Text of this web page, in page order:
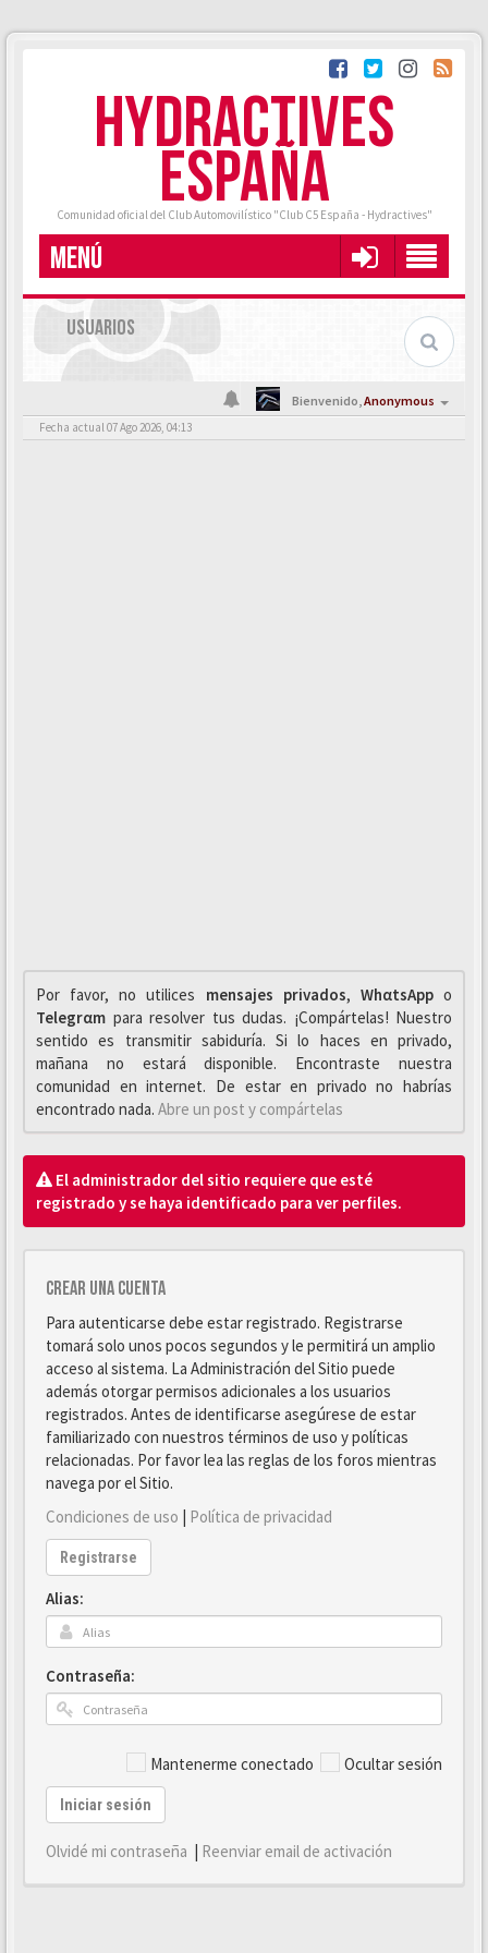
HYDRACTIVES
ESPAÑA
Comunidad oficial del Club Automovilístico "Club C5 España - Hydractives"
MENÚ
USUARIOS
Bienvenido,Anonymous
Fecha actual 07 Ago 2026, 04:13
Por favor, no utilices mensajes privados, WhαtsAppo
Telegrαm para resolver tus dudas. ¡Compártelas! Nuestro
sentido es transmitir sabiduría. Si lo haces en privado,
mañana no estará disponible. Encontraste nuestra
comunidad en internet. De estar en privado no habrías
encontrado nada. Abre un post y compártelas
El administrador del sitio requiere que esté
registrado y se haya identificado para ver perfiles.
Crear una cuenta
Para autenticarse debe estar registrado. Registrarse
tomará solo unos pocos segundos y le permitirá un amplio
acceso al sistema. La Administración del Sitio puede
además otorgar permisos adicionales a los usuarios
registrados. Antes de identificarse asegúrese de estar
familiarizado con nuestros términos de uso y políticas
relacionadas. Por favor lea las reglas de los foros mientras
navega por el Sitio.
Condiciones de uso | Política de privacidad
Registrarse
Alias:
Contraseña:
Mantenerme conectado Ocultar sesión
Iniciar sesión
Olvidé mi contraseña | Reenviar email de activación